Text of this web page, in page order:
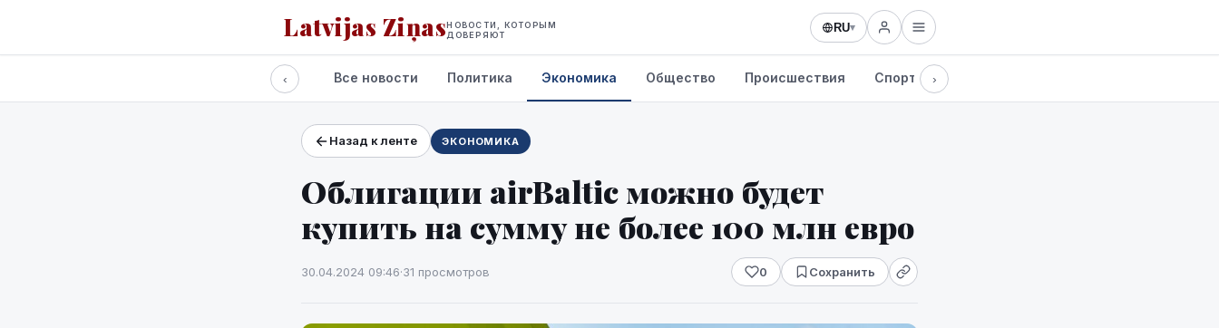
Latvijas ZiņasНОВОСТИ, КОТОРЫМ
ДОВЕРЯЮТ
RU▾
Проекты и сервисы
‹ Все новости Политика Экономика Общество Происшествия Спорт Здоровье
›
Назад к ленте ЭКОНОМИКА
Облигации airBaltic можно будет
купить на сумму не более 100 млн евро
30.04.2024 09:46·31 просмотров 0 Сохранить